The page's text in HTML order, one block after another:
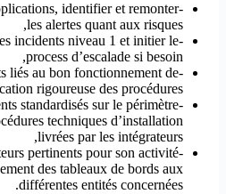
identifier et remonter
les alertes quant aux risques,
incidents niveau 1 et initier le
process d’escalade si besoin,
liés au bon fonctionnement de
rigoureuse des procédures,
standardisés sur le périmètre
techniques d’installation
livrées par les intégrateurs,
pertinents pour son activité
des tableaux de bords aux
différentes entités concernées.